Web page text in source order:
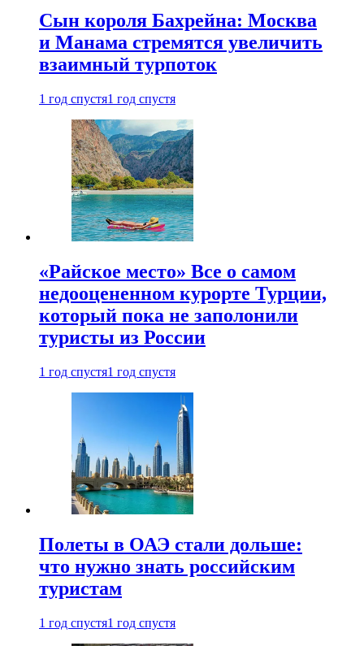
Сын короля Бахрейна: Москва
и Манама стремятся увеличить
взаимный турпоток
1 год спустя1 год спустя
«Райское место» Все о самом
недооцененном курорте Турции,
который пока не заполонили
туристы из России
1 год спустя1 год спустя
Полеты в ОАЭ стали дольше:
что нужно знать российским
туристам
1 год спустя1 год спустя